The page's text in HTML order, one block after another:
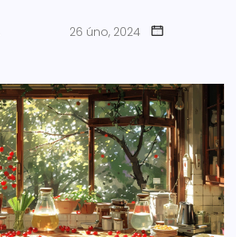
26 úno, 2024